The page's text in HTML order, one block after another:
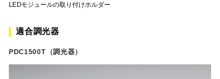
LEDモジュールの取り付けホルダー
適合調光器
PDC1500T（調光器）